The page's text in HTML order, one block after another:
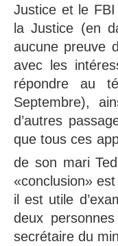
Justice et le
la Justice (en
aucune preuve
avec les
répondre au
Septembre),
d’autres
que tous ces
de son mari
«conclusion»
il est utile
deux
secrétaire du